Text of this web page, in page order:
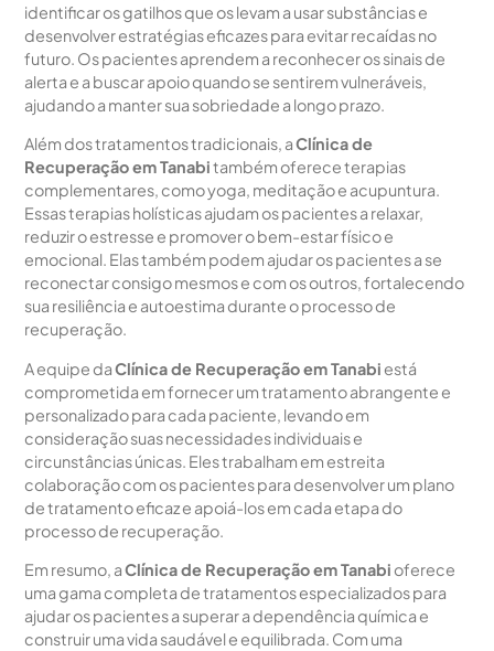
identificar os gatilhos que os levam a usar substâncias e
desenvolver estratégias eficazes para evitar recaídas no
futuro. Os pacientes aprendem a reconhecer os sinais de
alerta e a buscar apoio quando se sentirem vulneráveis,
ajudando a manter sua sobriedade a longo prazo.
Além dos tratamentos tradicionais, aClínica de
Recuperação em Tanabitambém oferece terapias
complementares, como yoga, meditação e acupuntura.
Essas terapias holísticas ajudam os pacientes a relaxar,
reduzir o estresse e promover o bem-estar físico e
emocional. Elas também podem ajudar os pacientes a se
reconectar consigo mesmos e com os outros, fortalecendo
sua resiliência e autoestima durante o processo de
recuperação.
A equipe daClínica de Recuperação em Tanabi está
comprometida em fornecer um tratamento abrangente e
personalizado para cada paciente, levando em
consideração suas necessidades individuais e
circunstâncias únicas. Eles trabalham em estreita
colaboração com os pacientes para desenvolver um plano
de tratamento eficaz e apoiá-los em cada etapa do
processo de recuperação.
Em resumo, aClínica de Recuperação em Tanabi oferece
uma gama completa de tratamentos especializados para
ajudar os pacientes a superar a dependência química e
construir uma vida saudável e equilibrada. Com uma